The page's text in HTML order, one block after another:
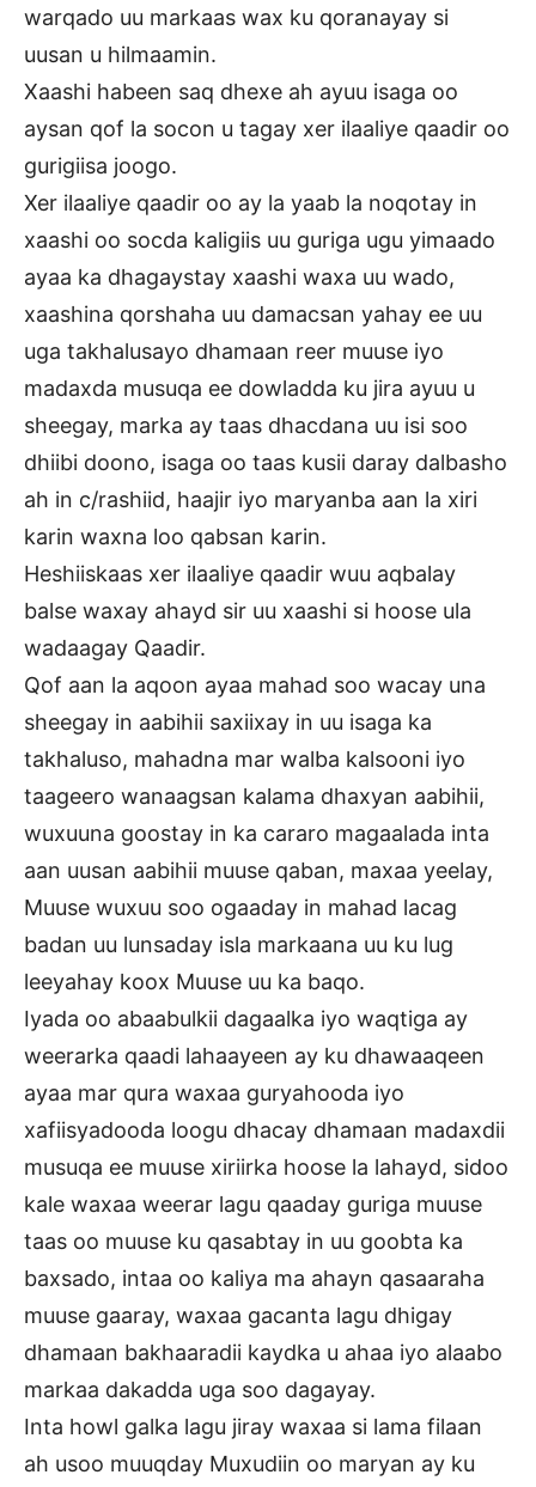
warqado uu markaas wax ku qoranayay si
uusan u hilmaamin.
Xaashi habeen saq dhexe ah ayuu isaga oo
aysan qof la socon u tagay xer ilaaliye qaadir oo
gurigiisa joogo.
Xer ilaaliye qaadir oo ay la yaab la noqotay in
xaashi oo socda kaligiis uu guriga ugu yimaado
ayaa ka dhagaystay xaashi waxa uu wado,
xaashina qorshaha uu damacsan yahay ee uu
uga takhalusayo dhamaan reer muuse iyo
madaxda musuqa ee dowladda ku jira ayuu u
sheegay, marka ay taas dhacdana uu isi soo
dhiibi doono, isaga oo taas kusii daray dalbasho
ah in c/rashiid, haajir iyo maryanba aan la xiri
karin waxna loo qabsan karin.
Heshiiskaas xer ilaaliye qaadir wuu aqbalay
balse waxay ahayd sir uu xaashi si hoose ula
wadaagay Qaadir.
Qof aan la aqoon ayaa mahad soo wacay una
sheegay in aabihii saxiixay in uu isaga ka
takhaluso, mahadna mar walba kalsooni iyo
taageero wanaagsan kalama dhaxyan aabihii,
wuxuuna goostay in ka cararo magaalada inta
aan uusan aabihii muuse qaban, maxaa yeelay,
Muuse wuxuu soo ogaaday in mahad lacag
badan uu lunsaday isla markaana uu ku lug
leeyahay koox Muuse uu ka baqo.
Iyada oo abaabulkii dagaalka iyo waqtiga ay
weerarka qaadi lahaayeen ay ku dhawaaqeen
ayaa mar qura waxaa guryahooda iyo
xafiisyadooda loogu dhacay dhamaan madaxdii
musuqa ee muuse xiriirka hoose la lahayd, sidoo
kale waxaa weerar lagu qaaday guriga muuse
taas oo muuse ku qasabtay in uu goobta ka
baxsado, intaa oo kaliya ma ahayn qasaaraha
muuse gaaray, waxaa gacanta lagu dhigay
dhamaan bakhaaradii kaydka u ahaa iyo alaabo
markaa dakadda uga soo dagayay.
Inta howl galka lagu jiray waxaa si lama filaan
ah usoo muuqday Muxudiin oo maryan ay ku